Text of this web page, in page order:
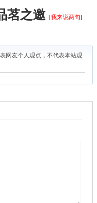
茗之邀 [我来说两句]
网友个人观点，不代表本站观